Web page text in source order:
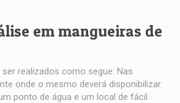
em mangueiras de
realizados como segue: Nas
onde o mesmo deverá disponibilizar
ponto de água e um local de fácil